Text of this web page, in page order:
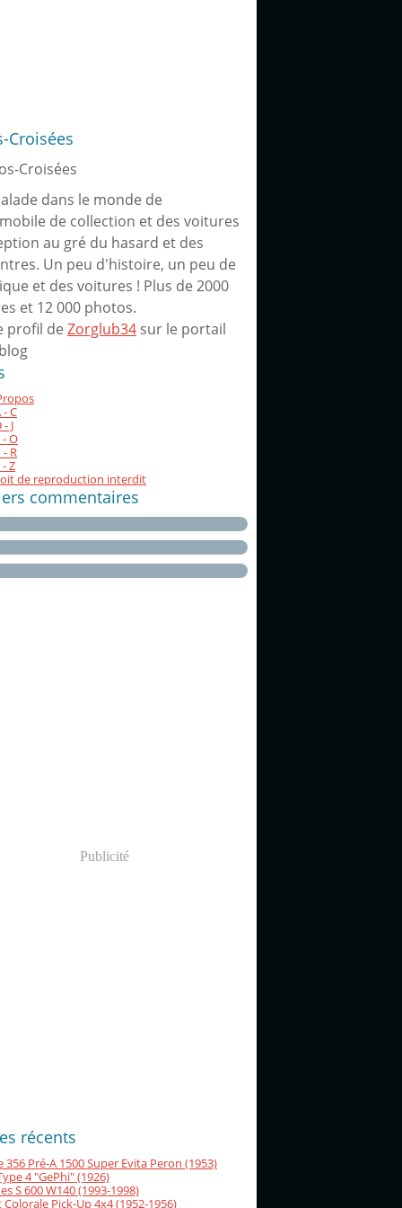
Croisées
dans le monde de
de collection et des voitures
au gré du hasard et des
Un peu d'histoire, un peu de
et des voitures ! Plus de 2000
et 12 000 photos.
profil de Zorglub34 sur le portail
C
J
O
R
Z
de reproduction interdit
commentaires
Publicité
récents
356 Pré-A 1500 Super Evita Peron (1953)
4 "GePhi" (1926)
S 600 W140 (1993-1998)
Colorale Pick-Up 4x4 (1952-1956)